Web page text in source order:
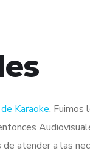
Karaoke. Fuimos
atender a las